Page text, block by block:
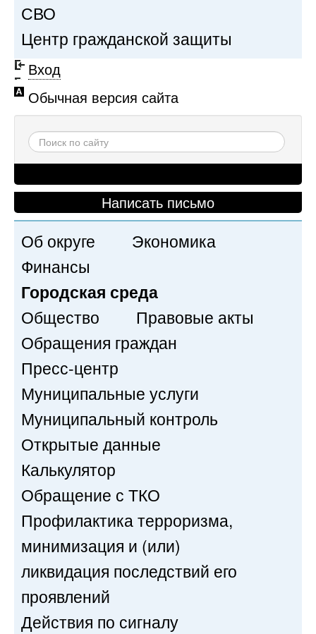
СВО
Центр гражданской защиты
Вход
Обычная версия сайта
Написать письмо
Об округе
Экономика
Финансы
Городская среда
Общество
Правовые акты
Обращения граждан
Пресс-центр
Муниципальные услуги
Муниципальный контроль
Открытые данные
Калькулятор
Обращение с ТКО
Профилактика терроризма,
минимизация и (или)
ликвидация последствий его
проявлений
Действия по сигналу